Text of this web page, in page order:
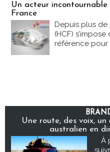
Un acteur
France
Depuis plus de
(HCF)
référence pour
Une route, des voix,
australien en
À